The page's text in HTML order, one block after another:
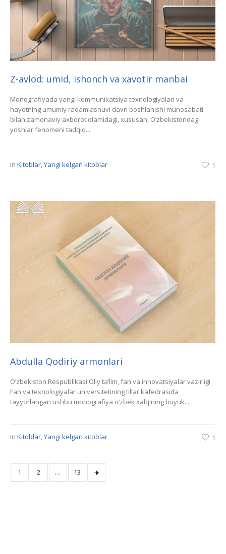
Z-avlod: umid, ishonch va xavotir manbai
Monografiyada yangi kommunikatsiya texnologiyalari va
hayotning umumiy raqamlashuvi davri boshlanishi munosabati
bilan zamonaviy axborot olamidagi, xususan, O‘zbekistondagi
yoshlar fenomeni tadqiq...
In Kitoblar,Yangi kelgan kitoblar 1
Abdulla Qodiriy armonlari
O‘zbekiston Respublikasi Oliy ta’lim, fan va innovatsiyalar vazirligi
Fan va texnologiyalar universitetining tillar kafedrasida
tayyorlangan ushbu monografiya o‘zbek xalqining buyuk...
In Kitoblar, Yangi kelgan kitoblar 1
1 2 … 13